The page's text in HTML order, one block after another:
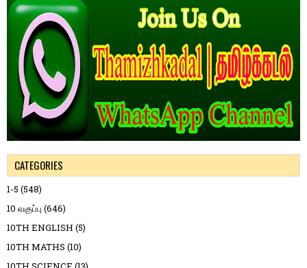
CATEGORIES
1-5 (548)
10 வகுப்பு (646)
10TH ENGLISH (5)
10TH MATHS (10)